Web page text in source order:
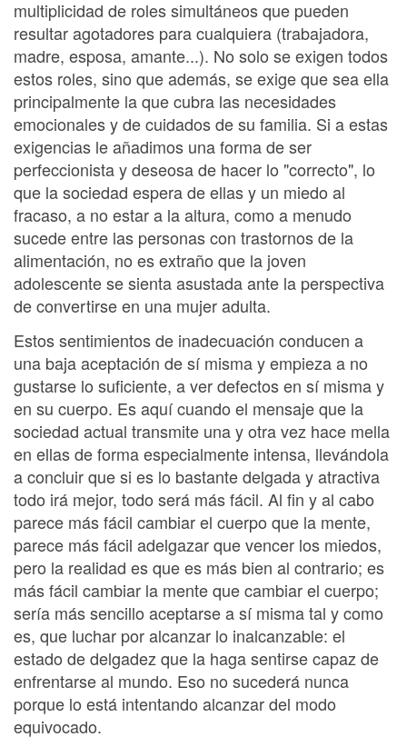
multiplicidad de roles simultáneos que pueden
resultar agotadores para cualquiera (trabajadora,
madre, esposa, amante...). No solo se exigen todos
estos roles, sino que además, se exige que sea ella
principalmente la que cubra las necesidades
emocionales y de cuidados de su familia. Si a estas
exigencias le añadimos una forma de ser
perfeccionista y deseosa de hacer lo "correcto", lo
que la sociedad espera de ellas y un miedo al
fracaso, a no estar a la altura, como a menudo
sucede entre las personas con trastornos de la
alimentación, no es extraño que la joven
adolescente se sienta asustada ante la perspectiva
de convertirse en una mujer adulta.
Estos sentimientos de inadecuación conducen a
una baja aceptación de sí misma y empieza a no
gustarse lo suficiente, a ver defectos en sí misma y
en su cuerpo. Es aquí cuando el mensaje que la
sociedad actual transmite una y otra vez hace mella
en ellas de forma especialmente intensa, llevándola
a concluir que si es lo bastante delgada y atractiva
todo irá mejor, todo será más fácil. Al fin y al cabo
parece más fácil cambiar el cuerpo que la mente,
parece más fácil adelgazar que vencer los miedos,
pero la realidad es que es más bien al contrario; es
más fácil cambiar la mente que cambiar el cuerpo;
sería más sencillo aceptarse a sí misma tal y como
es, que luchar por alcanzar lo inalcanzable: el
estado de delgadez que la haga sentirse capaz de
enfrentarse al mundo. Eso no sucederá nunca
porque lo está intentando alcanzar del modo
equivocado.